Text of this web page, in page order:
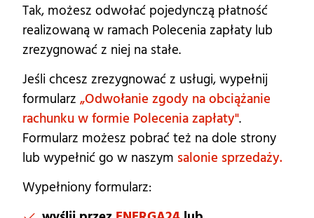
Tak, możesz odwołać pojedynczą płatność
realizowaną w ramach Polecenia zapłaty lub
zrezygnować z niej na stałe.
Jeśli chcesz zrezygnować z usługi, wypełnij
formularz „Odwołanie zgody na obciążanie
rachunku w formie Polecenia zapłaty".
Formularz możesz pobrać też na dole strony
lub wypełnić go w naszym salonie sprzedaży.
Wypełniony formularz: